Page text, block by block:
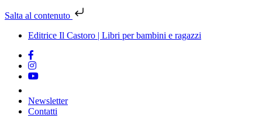
Salta al contenuto
Editrice Il Castoro | Libri per bambini e ragazzi
Newsletter
Contatti